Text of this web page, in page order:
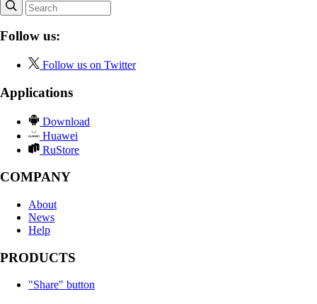
Follow us:
Follow us on Twitter
Applications
Download
Huawei
RuStore
COMPANY
About
News
Help
PRODUCTS
"Share" button